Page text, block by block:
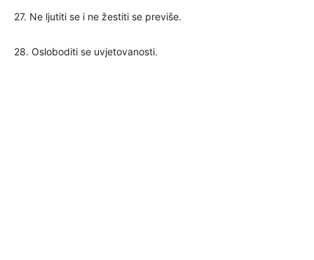
27. Ne ljutiti se i ne žestiti se previše.
28. Osloboditi se uvjetovanosti.